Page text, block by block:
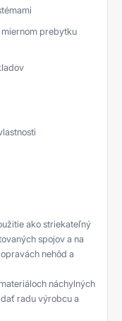
prebytku
ako striekateľný
spojov a na
nehôd a
náchylných
radu výrobcu a